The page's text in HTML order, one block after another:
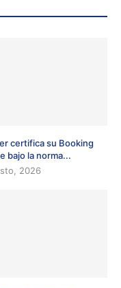
certifica su Booking
bajo la norma...
2026